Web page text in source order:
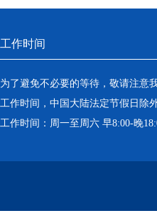
工作时间
为了避免不必要的等待，敬请注意
工作时间，中国大陆法定节假日除外
工作时间：周一至周六 早8:00-晚